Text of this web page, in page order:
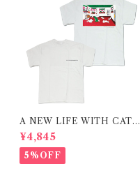
A NEW LIFE WITH CATS
/ T-shirt 在庫限りで終了
¥4,845
5%OFF